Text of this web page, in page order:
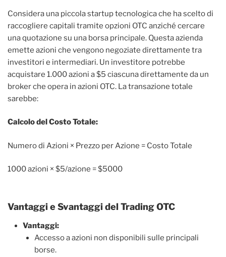
Considera una piccola startup tecnologica che ha scelto di
raccogliere capitali tramite opzioni OTC anziché cercare
una quotazione su una borsa principale. Questa azienda
emette azioni che vengono negoziate direttamente tra
investitori e intermediari. Un investitore potrebbe
acquistare 1.000 azioni a $5 ciascuna direttamente da un
broker che opera in azioni OTC. La transazione totale
sarebbe:
Calcolo del Costo Totale:
Numero di Azioni × Prezzo per Azione = Costo Totale
1000 azioni × $5/azione = $5000
Vantaggi e Svantaggi del Trading OTC
Vantaggi:
Accesso a azioni non disponibili sulle principali
borse.